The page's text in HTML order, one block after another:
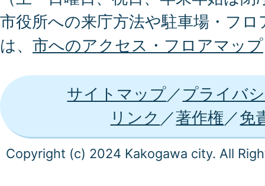
市役所への来庁方法や駐車場・フ
は、 市へのアクセス・フロアマップ
サイトマップ
プライバ
リンク
著作権 免
Copyright (c) 2024 Kakogawa city. All